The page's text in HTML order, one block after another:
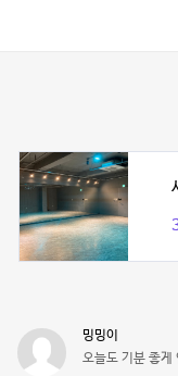
밍밍이
오늘도 기분 좋게